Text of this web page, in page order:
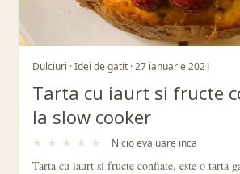
Dulciuri · Idei de gatit · 27 ianuarie 2021
Tarta cu iaurt si fructe
la slow cooker
★ ★ ★ ★ ★ Nicio evaluare inca
Tarta cu iaurt si fructe confiate, este o tarta